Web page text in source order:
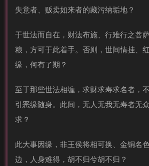
失意者、贩卖如来者的藏污纳垢地？
于世法而自在，财法布施、行难行之菩
粮，方可于此着手。否则，世间情挂、
缘，何有了期？
至于那些世法相缠，求财求寿求名者，
引恶缘随身。此间，无人无我无寿者无
求？
此大事因缘，非王侯将相可换、金铜名
边，人身难得，胡不归兮胡不归？